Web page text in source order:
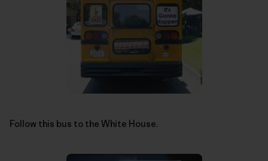
Follow this bus to the White House.